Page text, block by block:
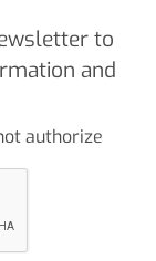
to
and
authorize